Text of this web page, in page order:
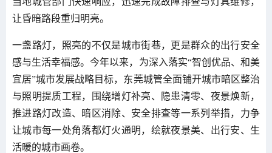
让昏暗路段重归明亮。
一盏路灯，照亮的不仅是城市街巷，更是群众的出行安全
感与生活幸福感。今年以来，为深入落实“智创优品、和美
宜居”城市发展战略目标，东莞城管全面铺开城市暗区整治
与照明提质工程，围绕增灯补亮、隐患清零、夜景焕新，
推进路灯改造、暗区消除、安全排查等一系列举措，力争
让城市每一处角落都灯火通明，绘就夜景美、出行安、生
活暖的城市画卷。